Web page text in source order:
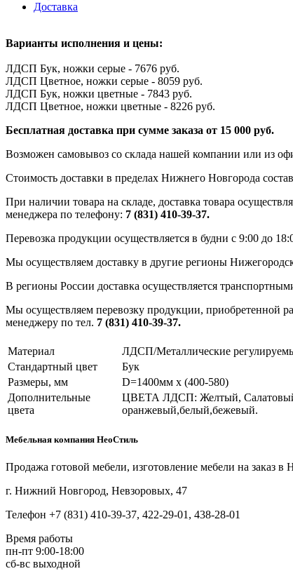
Доставка
Варианты исполнения и цены:
ЛДСП Бук, ножки серые - 7676 руб.
ЛДСП Цветное, ножки серые - 8059 руб.
ЛДСП Бук, ножки цветные - 7843 руб.
ЛДСП Цветное, ножки цветные - 8226 руб.
Бесплатная доставка при сумме заказа от 15 000 руб.
Возможен самовывоз со склада нашей компании или из
Стоимость доставки в пределах Нижнего Новгорода
При наличии товара на складе, доставка товара
менеджера по телефону: 7 (831) 410-39-37.
Перевозка продукции осуществляется в будни с 9:00 до
Мы осуществляем доставку в другие регионы
В регионы России доставка осуществляется
Мы осуществляем перевозку продукции, приобретенной
менеджеру по тел. 7 (831) 410-39-37.
Материал
ЛДСП/Металлические
Стандартный цвет
Бук
Размеры, мм
D=1400мм х (400-580)
Дополнительные
цвета
ЦВЕТА ЛДСП: Желтый,
оранжевый,белый,бежевый.
Мебельная компания НеоСтиль
Продажа готовой мебели, изготовление мебели на заказ
г. Нижний Новгород, Невзоровых, 47
Телефон +7 (831) 410-39-37, 422-29-01, 438-28-01
Время работы
пн-пт 9:00-18:00
сб-вс выходной